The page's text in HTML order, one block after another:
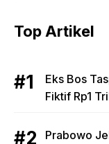
Top Artikel
Eks Bos
Fiktif Rp1
Prabowo